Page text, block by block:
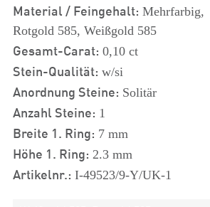
Material / Feingehalt: Mehrfarbig,
Rotgold 585, Weißgold 585
Gesamt-Carat: 0,10 ct
Stein-Qualität: w/si
Anordnung Steine: Solitär
Anzahl Steine: 1
Breite 1. Ring: 7 mm
Höhe 1. Ring: 2.3 mm
Artikelnr.: I-49523/9-Y/UK-1